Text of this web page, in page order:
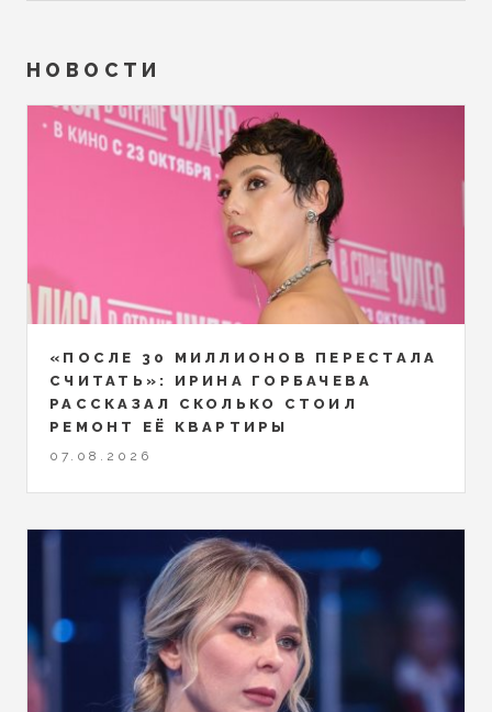
НОВОСТИ
«ПОСЛЕ 30 МИЛЛИОНОВ ПЕРЕСТАЛА
СЧИТАТЬ»: ИРИНА ГОРБАЧЕВА
РАССКАЗАЛ СКОЛЬКО СТОИЛ
РЕМОНТ ЕЁ КВАРТИРЫ
07.08.2026